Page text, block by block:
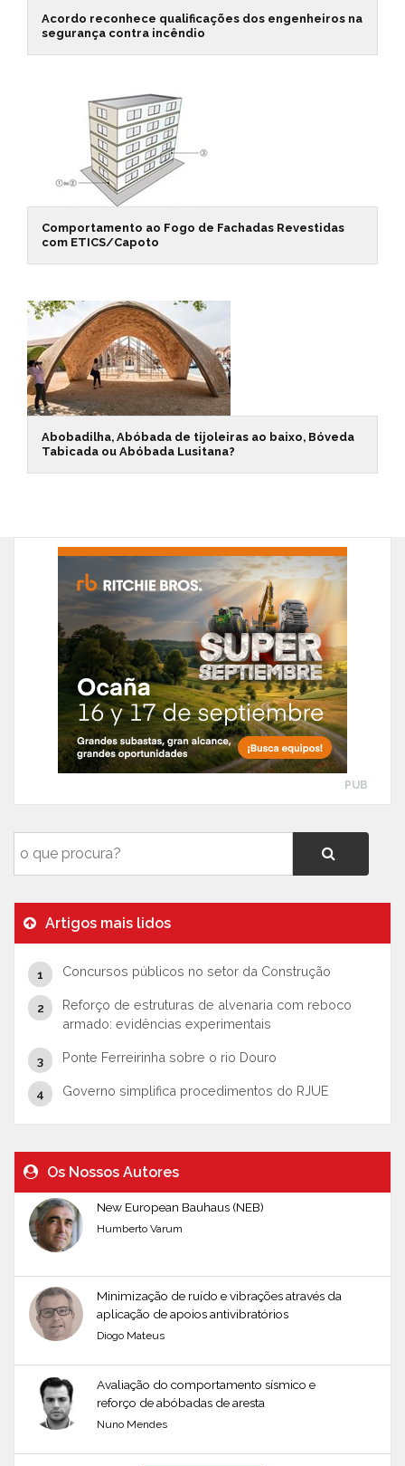
Acordo reconhece qualificações dos engenheiros na
segurança contra incêndio
Comportamento ao Fogo de Fachadas Revestidas
com ETICS/Capoto
Abobadilha, Abóbada de tijoleiras ao baixo, Bóveda
Tabicada ou Abóbada Lusitana?
PUB
Artigos mais lidos
Concursos públicos no setor da Construção
Reforço de estruturas de alvenaria com reboco
armado: evidências experimentais
Ponte Ferreirinha sobre o rio Douro
Governo simplifica procedimentos do RJUE
Os Nossos Autores
New European Bauhaus (NEB)
Humberto Varum
Minimização de ruído e vibrações através da
aplicação de apoios antivibratórios
Diogo Mateus
Avaliação do comportamento sísmico e
reforço de abóbadas de aresta
Nuno Mendes